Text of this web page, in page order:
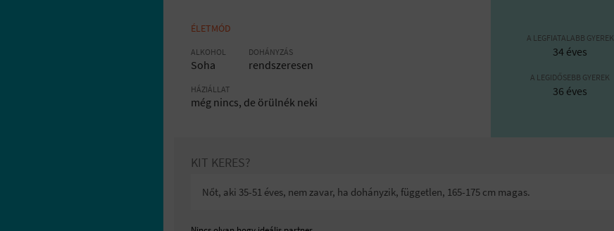
ÉLETMÓD
ALKOHOL
Soha
DOHÁNYZÁS
rendszeresen
HÁZIÁLLAT
még nincs, de örülnék neki
A LEGFIATALABB GYEREK
34 éves
A LEGIDŐSEBB GYEREK
36 éves
KIT KERES?
Nőt, aki 35-51 éves, nem zavar, ha dohányzik, független, 165-175 cm magas.